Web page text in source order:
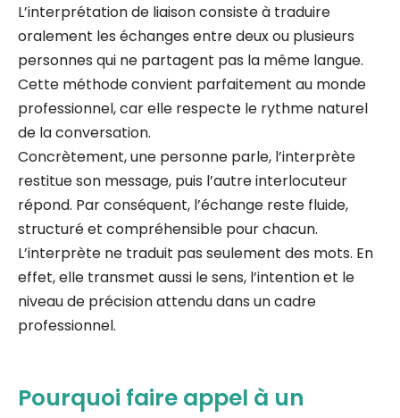
L’interprétation de liaison consiste à traduire
oralement les échanges entre deux ou plusieurs
personnes qui ne partagent pas la même langue.
Cette méthode convient parfaitement au monde
professionnel, car elle respecte le rythme naturel
de la conversation.
Concrètement, une personne parle, l’interprète
restitue son message, puis l’autre interlocuteur
répond. Par conséquent, l’échange reste fluide,
structuré et compréhensible pour chacun.
L’interprète ne traduit pas seulement des mots. En
effet, elle transmet aussi le sens, l’intention et le
niveau de précision attendu dans un cadre
professionnel.
Pourquoi faire appel à un